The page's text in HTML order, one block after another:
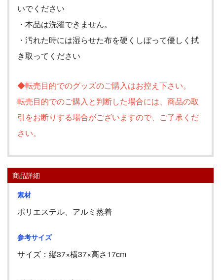
いでください
・本品は洗濯できません。
・汚れた時には湿らせた布を硬くしぼって優しく拭
き取ってください
◆転売目的でのグッズのご購入はお控え下さい。
転売目的でのご購入と判断した場合には、商品の取
引をお断りする場合がございますので、ご了承くだ
さい。
商品詳細
素材
ポリエステル、アルミ蒸着
参考サイズ
サイズ：縦37×横37×高さ17cm